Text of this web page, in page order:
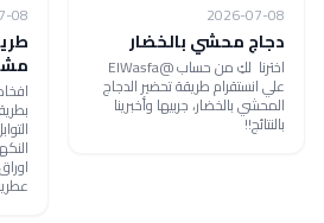
2026-07-08
دجاج محشي بالخضار
اخترنا لكِ من حساب @ElWasfa
علي انستقرام طريقة تحضير الدجاج
المحشي بالخضار، جربيها وأخبرينا
بالنتائج!!
08